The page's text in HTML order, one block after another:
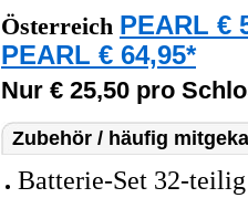
Österreich PEARL €
PEARL € 64,95*
Nur € 25,50 pro
Zubehör / häufig
Batterie-Set 32-